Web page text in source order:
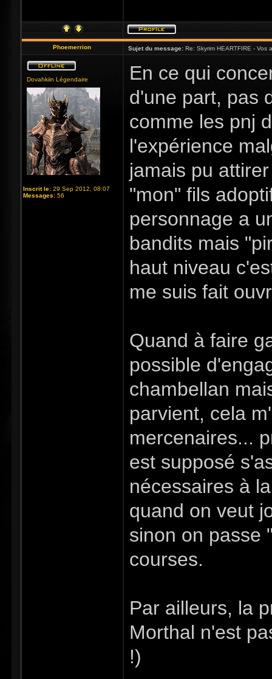
Phoemerrion Sujet du message: Re: Skyrim HEARTFIRE - Vos
Dovahkiin Légendaire
Inscrit le: 29 Sep 2012, 08:07
Messages: 56
En ce qui
d'une part, pas
comme les pnj
l'expérience
jamais pu
"mon" fils
personnage a
bandits mais
haut niveau
me suis fait
Quand à faire
possible
chambellan
parvient, cela
mercenaires...
est supposé
nécessaires à
quand on veut
sinon on passe
courses.
Par ailleurs, la
Morthal n'est
!)